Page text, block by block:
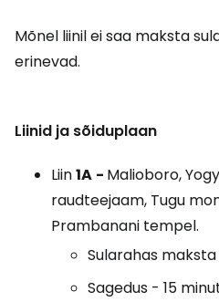
Mõnel liinil ei saa maksta
erinevad.
Liinid ja sõiduplaan
Liin1A - Malioboro,
raudteejaam, Tugu
Prambanani tempel.
Sularahas maksta
Sagedus - 15